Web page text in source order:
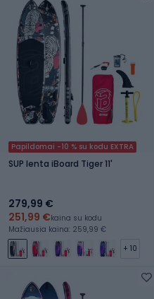
Papildomai -10 % su kodu EXTRA
SUP lenta iBoard Tiger 11'
279,99 €
251,99 €kaina su kodu
Mažiausia kaina: 259,99 €
+ 10